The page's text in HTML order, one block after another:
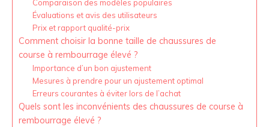
Comparaison des modèles populaires
Évaluations et avis des utilisateurs
Prix et rapport qualité-prix
Comment choisir la bonne taille de chaussures de
course à rembourrage élevé ?
Importance d’un bon ajustement
Mesures à prendre pour un ajustement optimal
Erreurs courantes à éviter lors de l’achat
Quels sont les inconvénients des chaussures de course à
rembourrage élevé ?